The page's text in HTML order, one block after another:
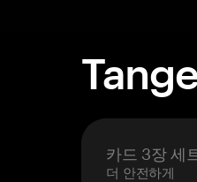
카드 3장 세
더 안전하게